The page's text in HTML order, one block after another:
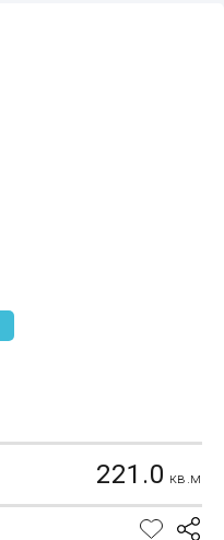
221.0 кв.м